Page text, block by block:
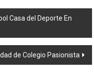
Casa del Deporte En
de Colegio Pasionista